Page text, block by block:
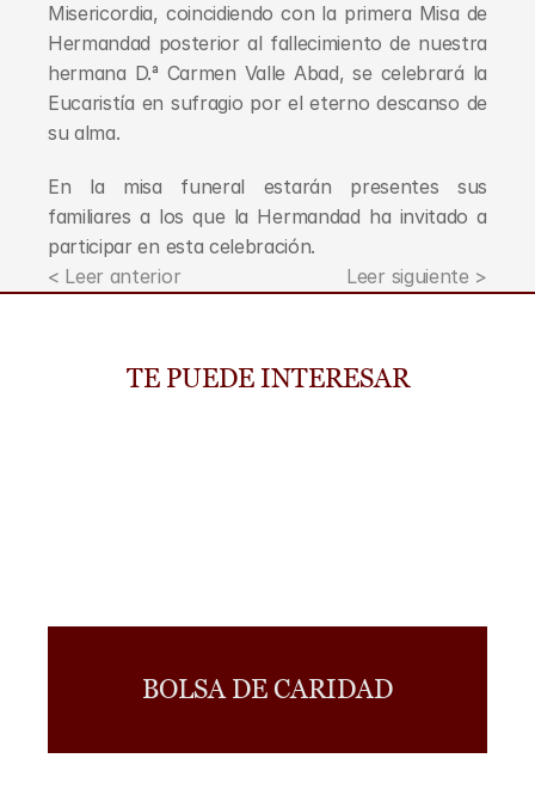
Misericordia, coincidiendo con la primera Misa de
Hermandad posterior al fallecimiento de nuestra
hermana D.ª Carmen Valle Abad, se celebrará la
Eucaristía en sufragio por el eterno descanso de
su alma.
En la misa funeral estarán presentes sus
familiares a los que la Hermandad ha invitado a
participar en esta celebración.
< Leer anterior
Leer siguiente >
TE PUEDE INTERESAR
BOLSA DE CARIDAD